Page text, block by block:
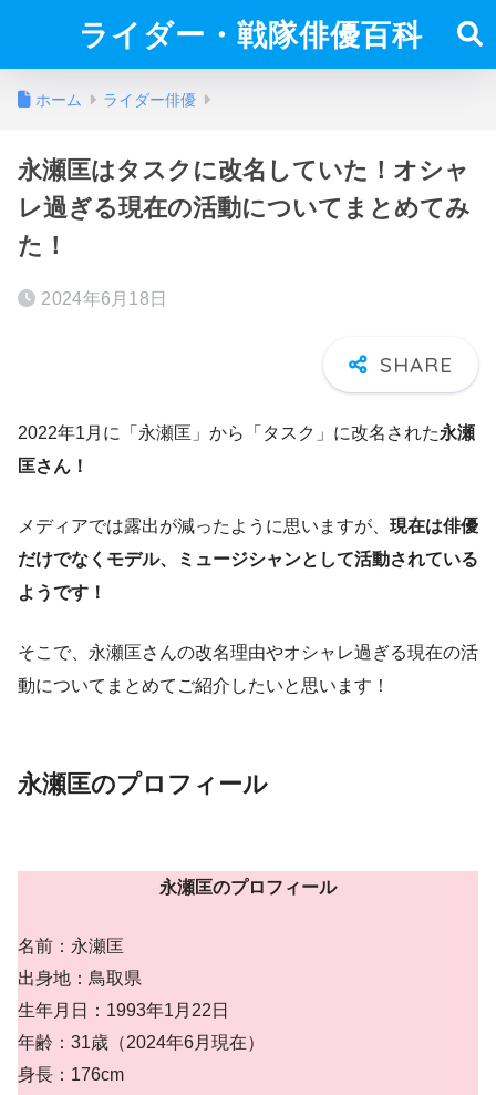
ライダー・戦隊俳優百科
ホーム ライダー俳優
永瀬匡はタスクに改名していた！オシャ
レ過ぎる現在の活動についてまとめてみ
た！
2024年6月18日
2022年1月に「永瀬匡」から「タスク」に改名された永瀬
匡さん！
メディアでは露出が減ったように思いますが、 現在は俳優
だけでなくモデル、ミュージシャンとして活動されている
ようです！
そこで、永瀬匡さんの改名理由やオシャレ過ぎる現在の活
動についてまとめてご紹介したいと思います！
永瀬匡のプロフィール
永瀬匡のプロフィール
名前：永瀬匡
出身地：鳥取県
生年月日：1993年1月22日
年齢：31歳（2024年6月現在）
身長：176cm